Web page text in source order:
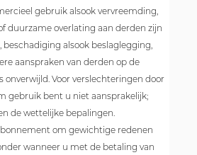
gebruik alsook vervreemding,
duurzame overlating aan derden zijn
beschadiging alsook beslaglegging,
aanspraken van derden op de
onverwijld. Voor verslechteringen door
gebruik bent u niet aansprakelijk;
de wettelijke bepalingen.
om gewichtige redenen
wanneer u met de betaling van